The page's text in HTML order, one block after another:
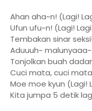
Ahan aha~n! (Lagi!
Ufun ufu~n! (Lagi!
Tembakan sinar
Aduuuh~
Tonjolkan buah
Cuci mata, cuci
Moe moe kyun (Lagi!
Kita jumpa 5 detik